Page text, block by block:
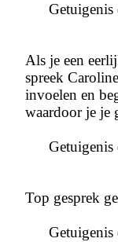
Als je een
spreek
invoelen en
waardoor je je
Top gesprek